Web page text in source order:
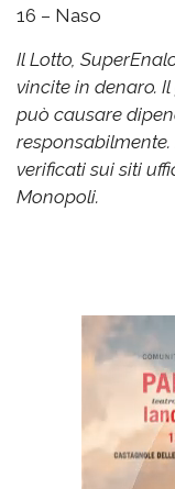
16 – Naso
Il Lotto,
vincite in denaro.
può causare
verificati sui siti
Monopoli.